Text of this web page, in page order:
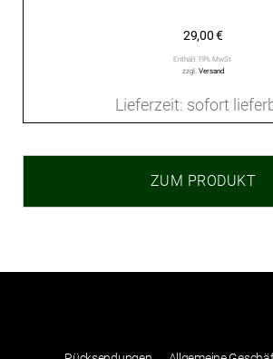
29,00€
Enthält 19% MwSt.
zzgl. Versand
Lieferzeit: sofort
ZUM PRODUKT